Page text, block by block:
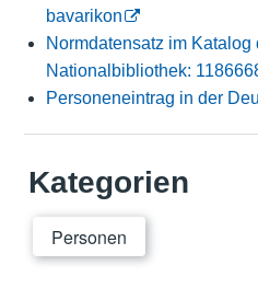
bavarikon
Normdatensatz im Katalog
Nationalbibliothek:
Personeneintrag in der
Kategorien
Personen